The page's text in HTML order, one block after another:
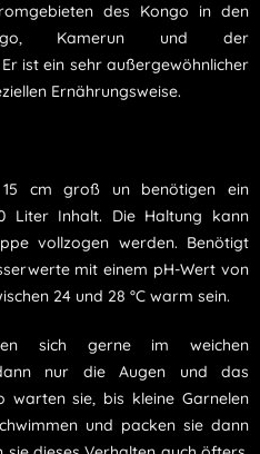
des Kongo in den
Kamerun und der
ist ein sehr außergewöhnlicher
Ernährungsweise.
cm groß un benötigen ein
Liter Inhalt. Die Haltung kann
vollzogen werden. Benötigt
mit einem pH-Wert von
24 und 28 °C warm sein.
sich gerne im weichen
nur die Augen und das
warten sie, bis kleine Garnelen
und packen sie dann